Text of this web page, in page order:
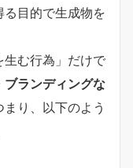
目的で生成物を
生む行為」だけで
ランディングな
り、以下のよう